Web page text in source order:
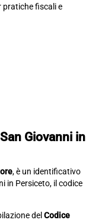
pratiche fiscali e
Giovanni in
, è un identificativo
in Persiceto, il codice
del Codice